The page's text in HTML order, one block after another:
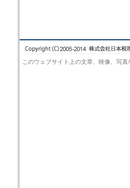
このウェブサイト上の文章、映像、写